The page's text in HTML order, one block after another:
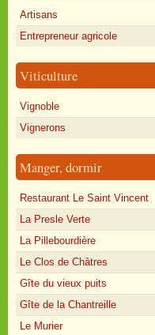
Artisans
Entrepreneur agricole
Viticulture
Vignoble
Vignerons
Manger, dormir
Restaurant Le Saint Vincent
La Presle Verte
La Pillebourdière
Le Clos de Châtres
Gîte du vieux puits
Gîte de la Chantreille
Le Murier